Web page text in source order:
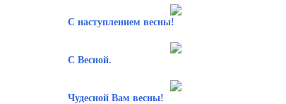
С наступлением весны!
С Весной.
Чудесной Вам весны!